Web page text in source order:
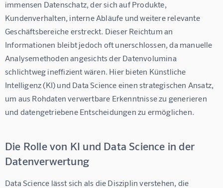
immensen Datenschatz, der sich auf Produkte,
Kundenverhalten, interne Abläufe und weitere relevante
Geschäftsbereiche erstreckt. Dieser Reichtum an
Informationen bleibt jedoch oft unerschlossen, da manuelle
Analysemethoden angesichts der Datenvolumina
schlichtweg ineffizient wären. Hier bieten Künstliche
Intelligenz (KI) und Data Science einen strategischen Ansatz,
um aus Rohdaten verwertbare Erkenntnisse zu generieren
und datengetriebene Entscheidungen zu ermöglichen.
Die Rolle von KI und Data Science in der
Datenverwertung
Data Science lässt sich als die Disziplin verstehen, die